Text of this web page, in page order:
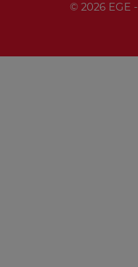
© 2026 EGE